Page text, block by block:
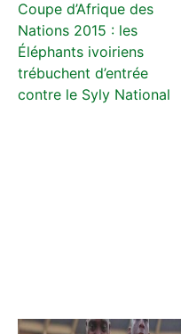
Coupe d’Afrique des
Nations 2015 : les
Éléphants ivoiriens
trébuchent d’entrée
contre le Syly National